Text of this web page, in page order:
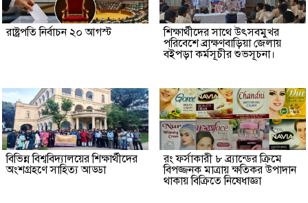
রাষ্ট্রপতি নির্বাচন ২০ আগস্ট
শিক্ষার্থীদের সাথে উৎসবমুখর
পরিবেশে ব্রাক্ষণবাড়িয়া জেলায়
বইপড়া কর্মসূচীর শুভসূচনা।
বিভিন্ন বিশ্ববিদ্যালয়ের শিক্ষার্থীদের
অংশগ্রহণে সাহিত্য আড্ডা
রং ফর্সাকারী ৮ ব্র্যান্ডের ক্রিমে
বিপজ্জনক মাত্রায় ক্ষতিকর উপাদান
থাকায় বিক্রিতে নিষেধাজ্ঞা